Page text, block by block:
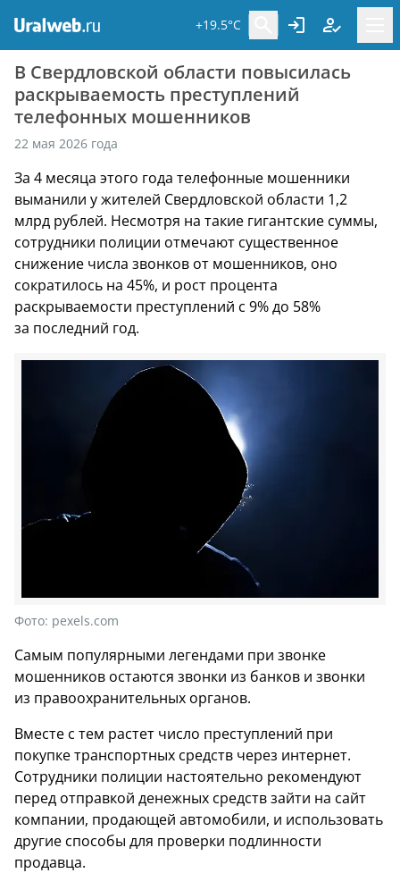
+19.5°C
В Свердловской области повысилась
раскрываемость преступлений
телефонных мошенников
22 мая 2026 года
За 4 месяца этого года телефонные мошенники
выманили у жителей Свердловской области 1,2
млрд рублей. Несмотря на такие гигантские суммы,
сотрудники полиции отмечают существенное
снижение числа звонков от мошенников, оно
сократилось на 45%, и рост процента
раскрываемости преступлений с 9% до 58%
за последний год.
Фото: pexels.com
Самым популярными легендами при звонке
мошенников остаются звонки из банков и звонки
из правоохранительных органов.
Вместе с тем растет число преступлений при
покупке транспортных средств через интернет.
Сотрудники полиции настоятельно рекомендуют
перед отправкой денежных средств зайти на сайт
компании, продающей автомобили, и использовать
другие способы для проверки подлинности
продавца.